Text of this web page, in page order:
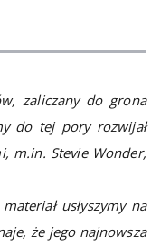
zaliczany do grona
do tej pory rozwijał
m.in. Stevie Wonder,
usłyszymy na
że jego najnowsza